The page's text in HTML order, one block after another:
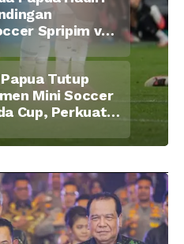
Spripim vs
Pererat
dan
Personel
Tutup
Mini Soccer
Cup, Perkuat
Personel